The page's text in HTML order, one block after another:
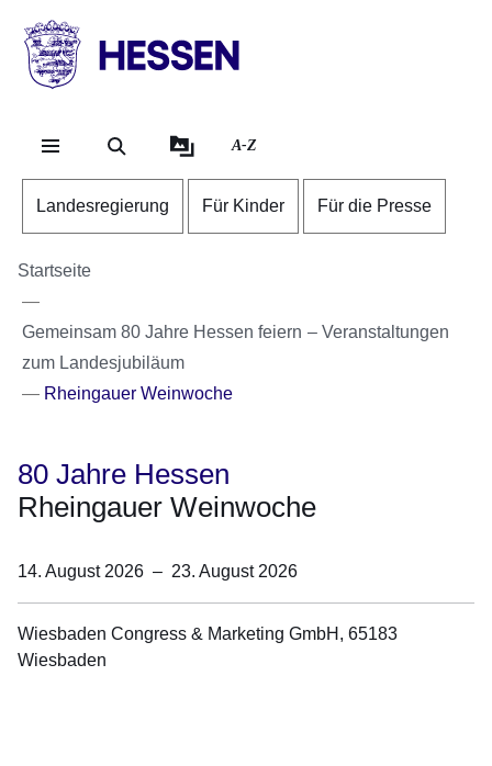
HESSEN
Landesregierung
A-Z
Landesregierung Für Kinder Für die Presse
Startseite
Gemeinsam 80 Jahre Hessen feiern – Veranstaltungen
zum Landesjubiläum
Rheingauer Weinwoche
80 Jahre Hessen
Rheingauer Weinwoche
14. August 2026 – 23. August 2026
Wiesbaden Congress & Marketing GmbH, 65183
Wiesbaden